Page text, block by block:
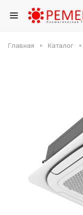
Главная Каталог